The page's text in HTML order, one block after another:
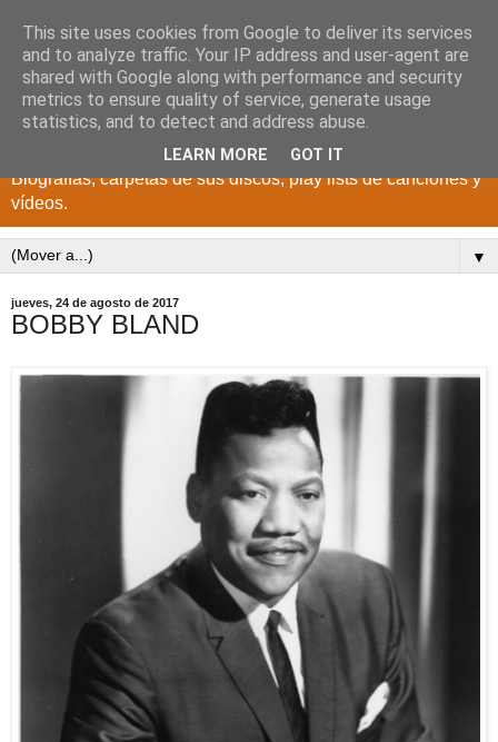
DISCOS PARA EL
RECUERDO
CANTANTES Y GRUPOS DE LOS AÑOS 1950 a 2022.
Biografías, carpetas de sus discos, play lists de canciones y
vídeos.
▼
jueves, 24 de agosto de 2017
BOBBY BLAND
This site uses cookies from Google to deliver its services
and to analyze traffic. Your IP address and user-agent are
shared with Google along with performance and security
metrics to ensure quality of service, generate usage
statistics, and to detect and address abuse.
LEARN MORE GOT IT